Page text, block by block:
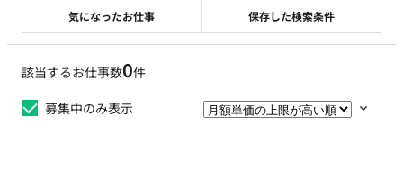
該当するお仕事数0件
募集中のみ表示
気になったお仕事 保存した検索条件